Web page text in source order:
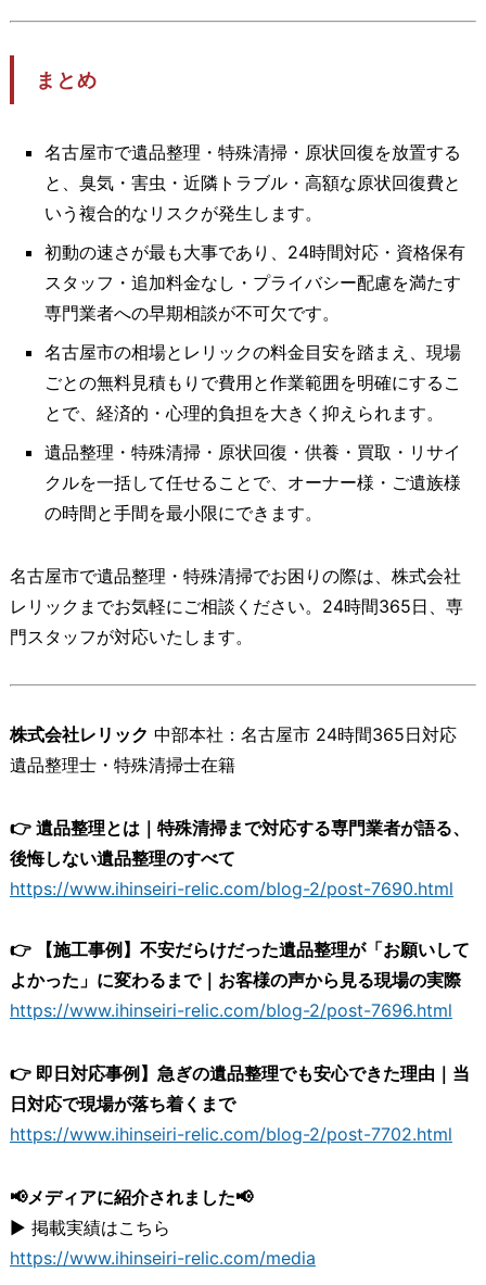
まとめ
名古屋市で遺品整理・特殊清掃・原状回復を放置する
と、臭気・害虫・近隣トラブル・高額な原状回復費と
いう複合的なリスクが発生します。
初動の速さが最も大事であり、24時間対応・資格保有
スタッフ・追加料金なし・プライバシー配慮を満たす
専門業者への早期相談が不可欠です。
名古屋市の相場とレリックの料金目安を踏まえ、現場
ごとの無料見積もりで費用と作業範囲を明確にするこ
とで、経済的・心理的負担を大きく抑えられます。
遺品整理・特殊清掃・原状回復・供養・買取・リサイ
クルを一括して任せることで、オーナー様・ご遺族様
の時間と手間を最小限にできます。
名古屋市で遺品整理・特殊清掃でお困りの際は、株式会社
レリックまでお気軽にご相談ください。24時間365日、専
門スタッフが対応いたします。
株式会社レリック 中部本社：名古屋市 24時間365日対応
遺品整理士・特殊清掃士在籍
👉 遺品整理とは｜特殊清掃まで対応する専門業者が語る、
後悔しない遺品整理のすべて
https://www.ihinseiri-relic.com/blog-2/post-7690.html
👉 【施工事例】不安だらけだった遺品整理が「お願いして
よかった」に変わるまで｜お客様の声から見る現場の実際
https://www.ihinseiri-relic.com/blog-2/post-7696.html
👉 即日対応事例】急ぎの遺品整理でも安心できた理由｜当
日対応で現場が落ち着くまで
https://www.ihinseiri-relic.com/blog-2/post-7702.html
📢メディアに紹介されました📢
▶ 掲載実績はこちら
https://www.ihinseiri-relic.com/media